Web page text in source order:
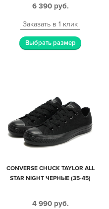
6 390 руб.
Заказать в 1 клик
Выбрать размер
CONVERSE CHUCK TAYLOR ALL
STAR NIGHT ЧЕРНЫЕ (35-45)
4 990 руб.